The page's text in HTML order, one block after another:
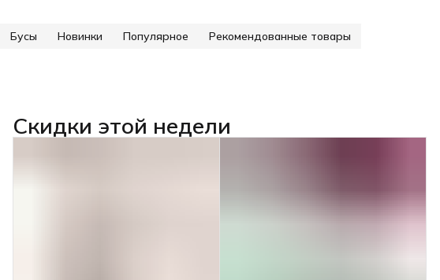
Бусы Новинки Популярное Рекомендованные товары
Скидки этой недели